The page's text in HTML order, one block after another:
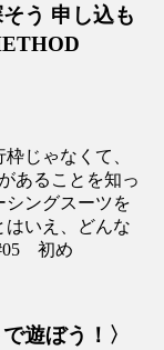
う 申し込も
じゃなくて、
あることを知っ
シングスーツを
いえ、どんな
初め
遊ぼう！〉